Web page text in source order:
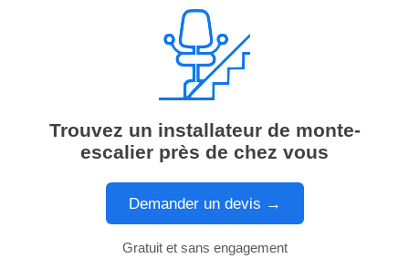
Trouvez un installateur de monte-
escalier près de chez vous
Demander un devis →
Gratuit et sans engagement